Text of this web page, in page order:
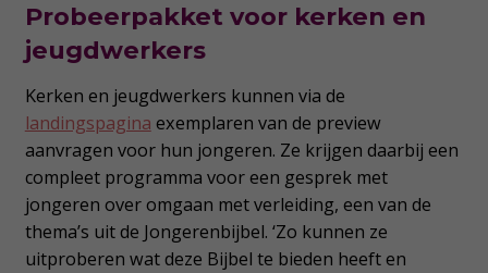
Probeerpakket voor kerken en
jeugdwerkers
Kerken en jeugdwerkers kunnen via de
landingspagina exemplaren van de preview
aanvragen voor hun jongeren. Ze krijgen daarbij een
compleet programma voor een gesprek met
jongeren over omgaan met verleiding, een van de
thema’s uit de Jongerenbijbel. ‘Zo kunnen ze
uitproberen wat deze Bijbel te bieden heeft en